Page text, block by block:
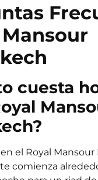
cuesta
el Royal Mansour
comienza